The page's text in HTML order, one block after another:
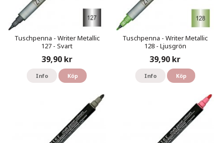
Tuschpenna - Writer Metallic
127 - Svart
39,90 kr
Info Köp
Tuschpenna - Writer Metallic
128 - Ljusgrön
39,90 kr
Info Köp